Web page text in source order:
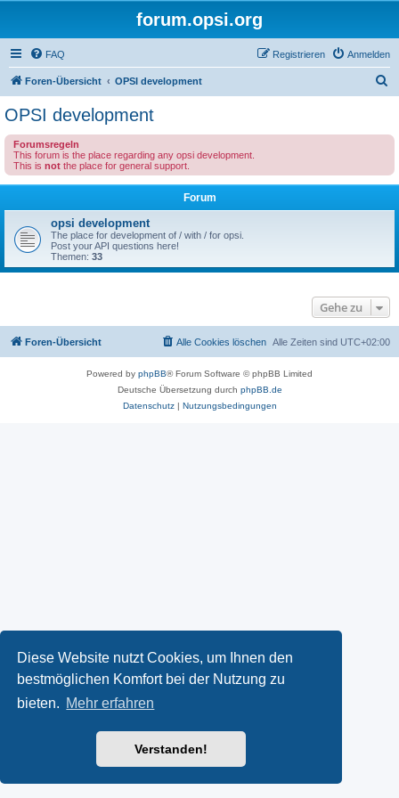
Diese Website nutzt Cookies, um Ihnen den
bestmöglichen Komfort bei der Nutzung zu
bieten. Mehr erfahren
Verstanden!
forum.opsi.org
FAQ Anmelden
Registrieren
Foren-Übersicht OPSI development
OPSI development
Forumsregeln
This forum is the place regarding any opsi development.
This is not the place for general support.
Forum
opsi development
The place for development of / with / for opsi.
Post your API questions here!
Themen: 33
Gehe zu
Foren-Übersicht Alle Zeiten sind UTC+02:00
Alle Cookies löschen
Powered by phpBB® Forum Software © phpBB Limited
Deutsche Übersetzung durch phpBB.de
Datenschutz| Nutzungsbedingungen